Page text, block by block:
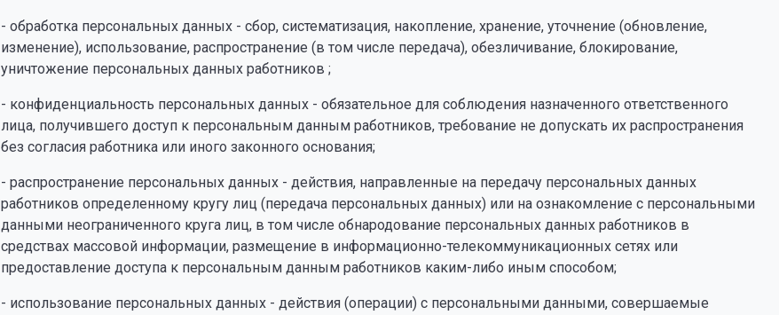
- обработка персональных данных - сбор, систематизация, накопление, хранение, уточнение (обновление,
изменение), использование, распространение (в том числе передача), обезличивание, блокирование,
уничтожение персональных данных работников ;
- конфиденциальность персональных данных - обязательное для соблюдения назначенного ответственного
лица, получившего доступ к персональным данным работников, требование не допускать их распространения
без согласия работника или иного законного основания;
- распространение персональных данных - действия, направленные на передачу персональных данных
работников определенному кругу лиц (передача персональных данных) или на ознакомление с персональными
данными неограниченного круга лиц, в том числе обнародование персональных данных работников в
средствах массовой информации, размещение в информационно-телекоммуникационных сетях или
предоставление доступа к персональным данным работников каким-либо иным способом;
- использование персональных данных - действия (операции) с персональными данными, совершаемые